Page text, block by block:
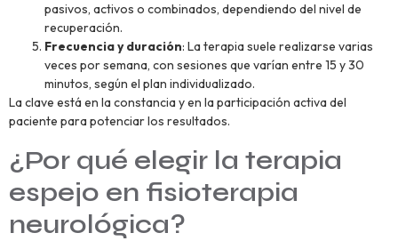
pasivos, activos o combinados, dependiendo del nivel de
recuperación.
Frecuencia y duración: La terapia suele realizarse varias
veces por semana, con sesiones que varían entre 15 y 30
minutos, según el plan individualizado.
La clave está en la constancia y en la participación activa del
paciente para potenciar los resultados.
¿Por qué elegir la terapia
espejo en fisioterapia
neurológica?